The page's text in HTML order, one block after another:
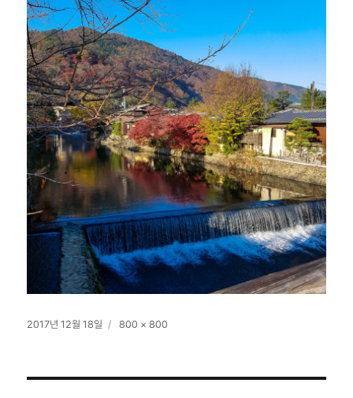
작
2017년 12월 18일
전
800 × 800